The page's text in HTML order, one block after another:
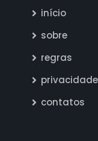
início
sobre
regras
privacidade
contatos